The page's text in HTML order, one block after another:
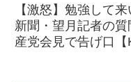
【激怒】勉強して
新聞・望月記者の
産党会見で告げ口【